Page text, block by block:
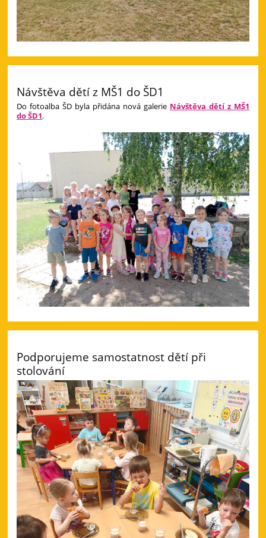
Návštěva dětí z MŠ1 do ŠD1
Do fotoalba ŠD byla přidána nová galerie Návštěva dětí z MŠ1
do ŠD1.
Podporujeme samostatnost dětí při
stolování